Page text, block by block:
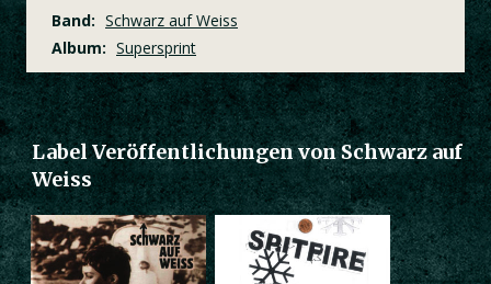
Band: Schwarz auf Weiss
Album: Supersprint
Label Veröffentlichungen von Schwarz auf
Weiss